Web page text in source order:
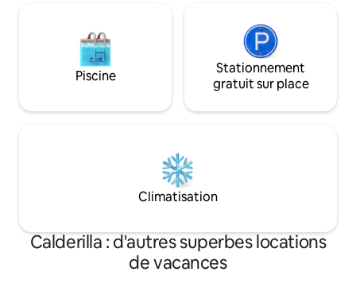
Piscine
Stationnement
gratuit sur place
Climatisation
Calderilla : d'autres superbes locations
de vacances